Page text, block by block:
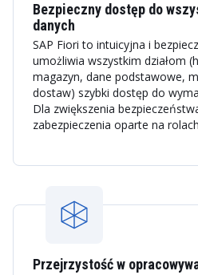
Bezpieczny dostęp do
danych
SAP Fiori to intuicyjna i
umożliwia wszystkim działom
magazyn, dane podstawowe,
dostaw) szybki dostęp do
Dla zwiększenia
zabezpieczenia oparte na
Przejrzystość w